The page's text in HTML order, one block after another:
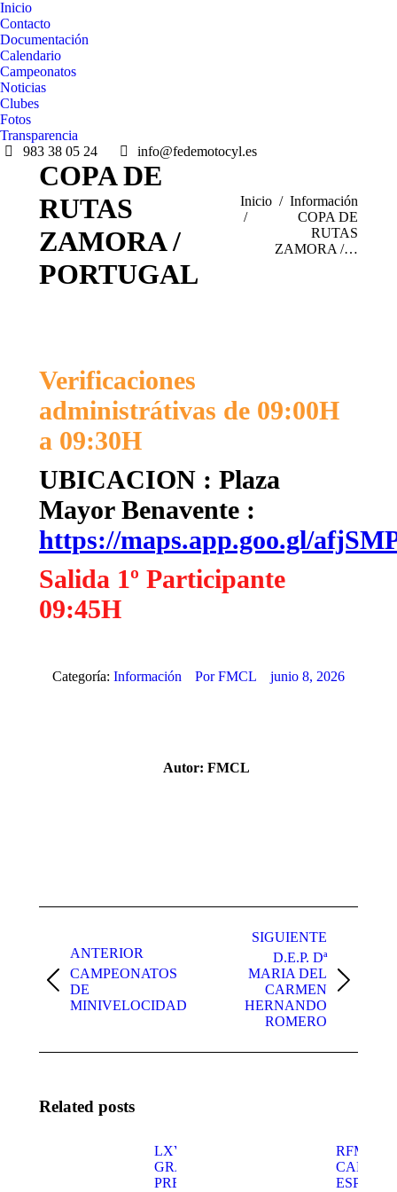
Inicio
Contacto
Documentación
Calendario
Campeonatos
Noticias
Clubes
Fotos
Transparencia
983 38 05 24
info@fedemotocyl.es
COPA DE
RUTAS
ZAMORA /
PORTUGAL
Estás aquí:
Inicio
Información
COPA DE
RUTAS
ZAMORA /…
Verificaciones
administrátivas de 09:00H
a 09:30H
UBICACION : Plaza
Mayor Benavente :
https://maps.app.goo.gl/
Salida 1º Participante
09:45H
Categoría: Información PorFMCL junio 8, 2026
Autor: FMCL
publicaciones
ANTERIOR
Publicación
anterior:
CAMPEONATOS
DE
MINIVELOCIDAD
SIGUIENTE
Publicación
siguiente:
D.E.P. Dª
MARIA DEL
CARMEN
HERNANDO
ROMERO
Related posts
LXV
GRAN
PREMIO
RFME
ESPAÑA